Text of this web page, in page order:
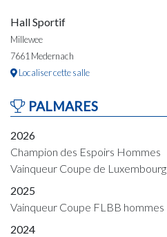
Hall Sportif
Millewee
7661 Medernach
Localiser cette salle
PALMARES
2026
Champion des Espoirs Hommes
Vainqueur Coupe de Luxembourg
2025
Vainqueur Coupe FLBB hommes
2024